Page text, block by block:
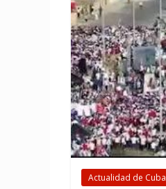
Actualidad de Cuba